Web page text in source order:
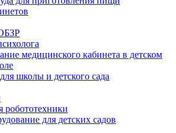
медицинского кабинета в детском
школы и детского сада
робототехники
для детских садов